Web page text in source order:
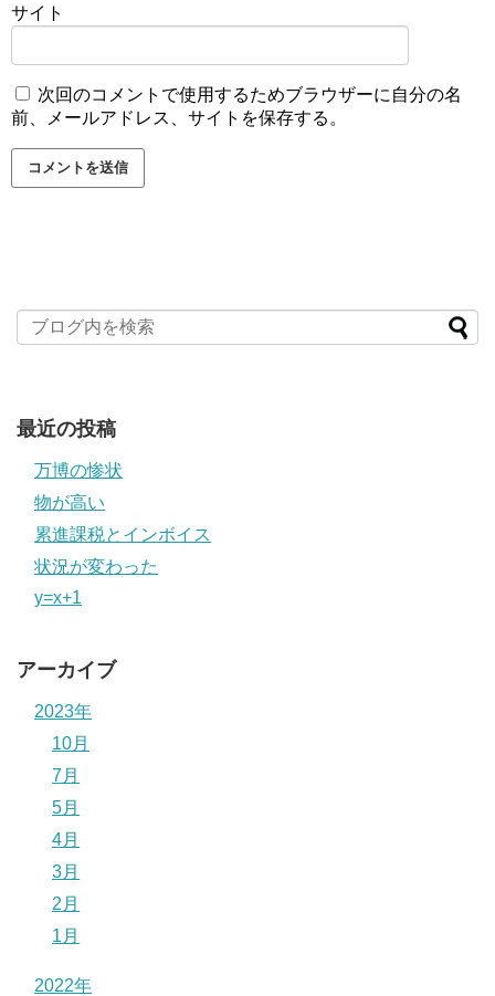
サイト
次回のコメントで使用するためブラウザーに自分の名
前、メールアドレス、サイトを保存する。
最近の投稿
万博の惨状
物が高い
累進課税とインボイス
状況が変わった
y=x+1
アーカイブ
2023年
10月
7月
5月
4月
3月
2月
1月
2022年